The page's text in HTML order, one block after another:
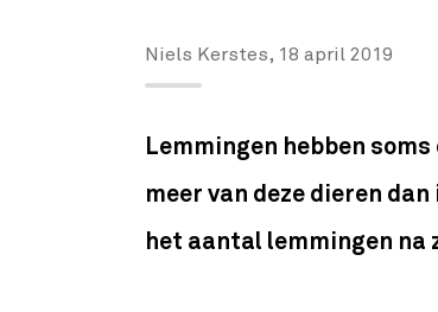
Niels Kerstes, 18 april 2019
Lemmingen hebben
meer van deze dieren
het aantal lemmingen na